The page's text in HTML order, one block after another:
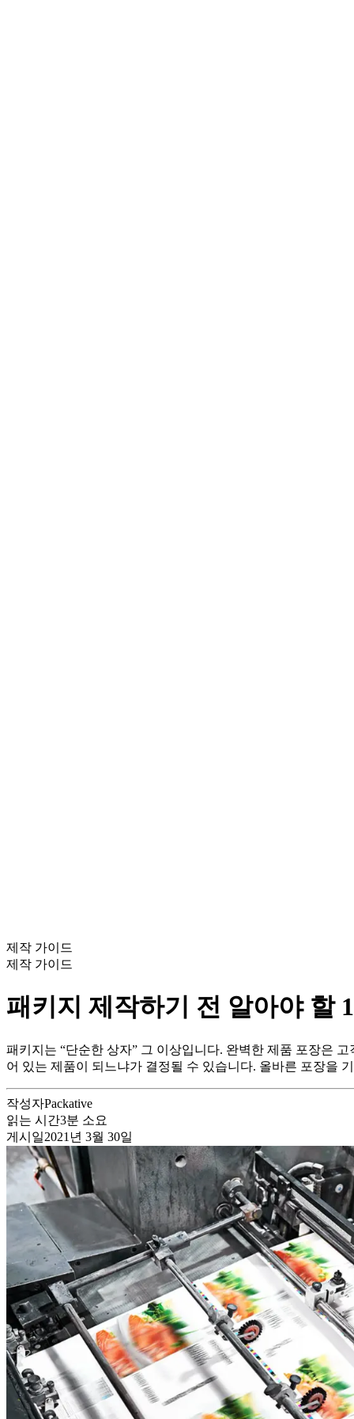
제작 가이드
제작 가이드
패키지 제작하기 전 알아야 할
패키지는 “단순한 상자” 그 이상입니다. 완벽한 제품 포장은
어 있는 제품이 되느냐가 결정될 수 있습니다. 올바른 포장을
작성자Packative
읽는 시간3분 소요
게시일2021년 3월 30일